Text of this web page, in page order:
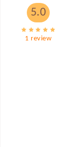
5.0
1 review